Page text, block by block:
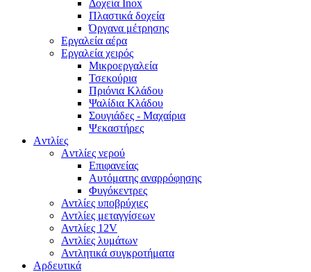
Δοχεία Inox
Πλαστικά δοχεία
Όργανα μέτρησης
Εργαλεία αέρα
Εργαλεία χειρός
Μικροεργαλεία
Τσεκούρια
Πριόνια Κλάδου
Ψαλίδια Κλάδου
Σουγιάδες - Μαχαίρια
Ψεκαστήρες
Aντλίες
Aντλίες νερού
Επιφανείας
Αυτόματης αναρρόφησης
Φυγόκεντρες
Αντλίες υποβρύχιες
Αντλίες μεταγγίσεων
Αντλίες 12V
Αντλίες λυμάτων
Αντλητικά συγκροτήματα
Αρδευτικά